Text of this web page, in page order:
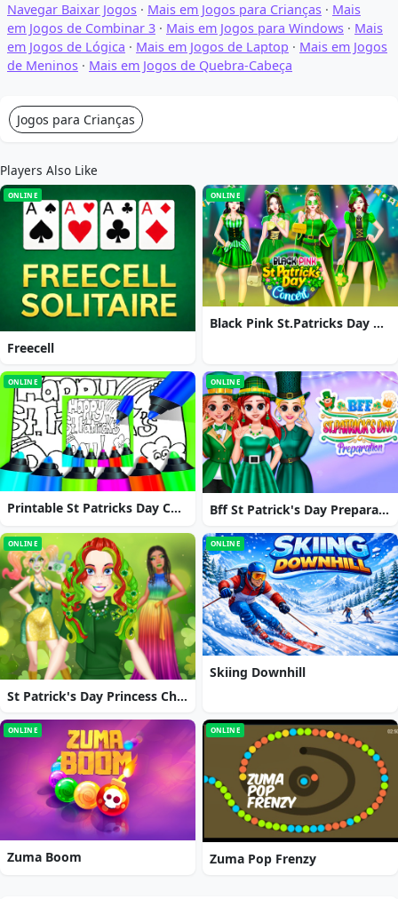
Navegar Baixar Jogos · Mais em Jogos para Crianças · Mais
em Jogos de Combinar 3 · Mais em Jogos para Windows · Mais
em Jogos de Lógica · Mais em Jogos de Laptop · Mais em Jogos
de Meninos · Mais em Jogos de Quebra-Cabeça
Jogos para Crianças
Players Also Like
ONLINE
Freecell
ONLINE
Black Pink St.Patricks Day Concert
ONLINE
Printable St Patricks Day Coloring Pages
ONLINE
Bff St Patrick's Day Preparation
ONLINE
St Patrick's Day Princess Challenge
ONLINE
Skiing Downhill
ONLINE
Zuma Boom
ONLINE
Zuma Pop Frenzy